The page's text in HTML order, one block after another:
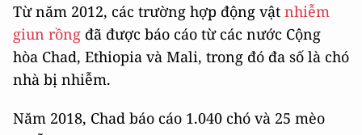
Từ năm 2012, các trường hợp động vật nhiễm
giun rồng đã được báo cáo từ các nước Cộng
hòa Chad, Ethiopia và Mali, trong đó đa số là chó
nhà bị nhiễm.
Năm 2018, Chad báo cáo 1.040 chó và 25 mèo